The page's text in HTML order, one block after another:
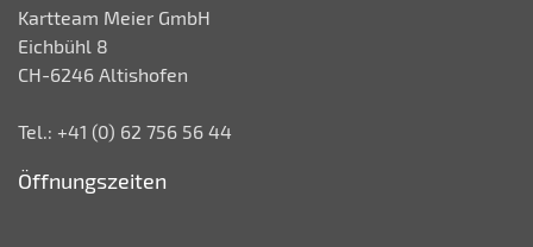
Kartteam Meier GmbH
Eichbühl 8
CH-6246 Altishofen
Tel.: +41 (0) 62 756 56 44
Öffnungszeiten